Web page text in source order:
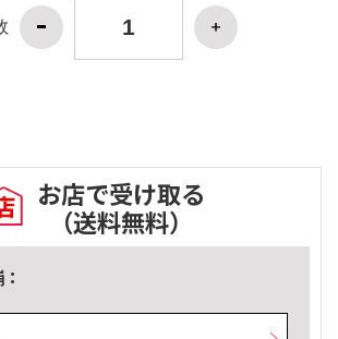
お店で受け取る
（送料無料）